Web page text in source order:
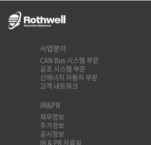
사업분야
CAN Bus 시스템 부문
공조 시스템 부문
신에너지 자동차 부문
고객 네트워크
IR&PR
재무정보
주가정보
공시정보
IR & PR 자료실